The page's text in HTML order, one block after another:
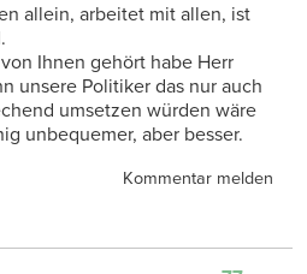
allein, arbeitet mit allen, ist
Ihnen gehört habe Herr
unsere Politiker das nur auch
umsetzen würden wäre
unbequemer, aber besser.
Kommentar melden